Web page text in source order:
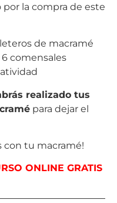
por la compra de este
de macramé
comensales
realizado tus
para dejar el
con tu macramé!
ONLINE GRATIS